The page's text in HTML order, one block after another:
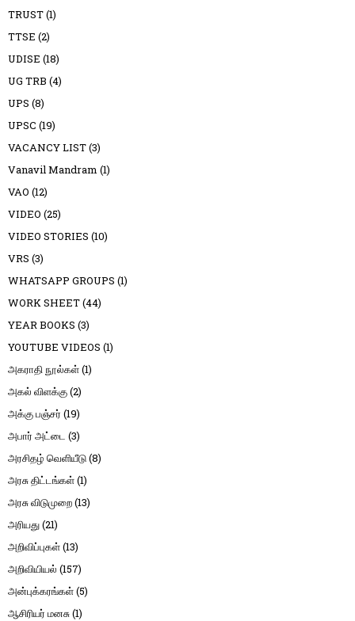
TRUST(1)
TTSE (2)
UDISE (18)
UG TRB (4)
UPS (8)
UPSC (19)
VACANCY LIST(3)
Vanavil Mandram (1)
VAO (12)
VIDEO (25)
VIDEO STORIES (10)
VRS (3)
WHATSAPP GROUPS (1)
WORK SHEET(44)
YEAR BOOKS (3)
YOUTUBE VIDEOS (1)
அகராதி நூல்கள்(1)
அகல் விளக்கு(2)
அக்கு பஞ்சர் (19)
அபார் அட்டை (3)
அரசிதழ் வெளியீடு(8)
அரசு திட்டங்கள்(1)
அரசு விடுமுறை(13)
அரியது(21)
அறிவிப்புகள்(13)
அறிவியியல் (157)
அன்புக்கரங்கள்(5)
ஆசிரியர் மனசு(1)